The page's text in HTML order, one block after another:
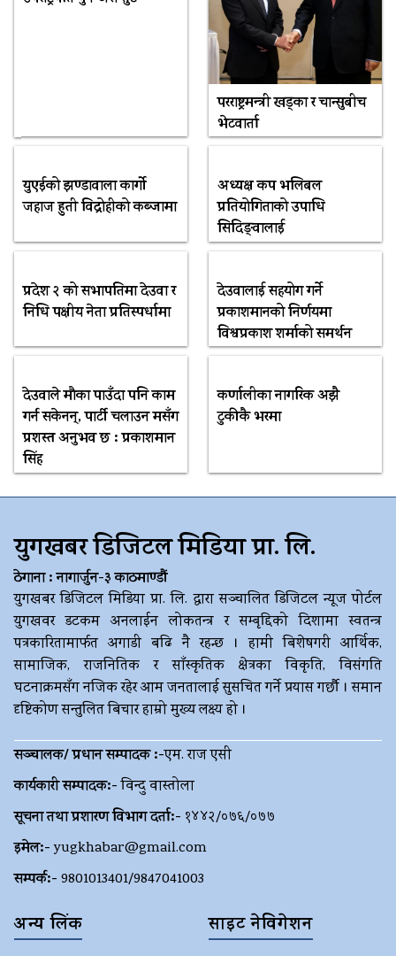
परराष्ट्रमन्त्री खड्का र चान्सुबीच
भेटवार्ता
युएईको झण्डावाला कार्गो
जहाज हुती विद्रोहीको कब्जामा
अध्यक्ष कप भलिबल
प्रतियोगिताको उपाधि
सिदिङ्वालाई
प्रदेश २ को सभापतिमा देउवा र
निधि पक्षीय नेता प्रतिस्पर्धामा
देउवालाई सहयोग गर्ने
प्रकाशमानको निर्णयमा
विश्वप्रकाश शर्माको समर्थन
देउवाले मौका पाउँदा पनि काम
गर्न सकेनन्, पार्टी चलाउन मसँग
प्रशस्त अनुभव छ : प्रकाशमान
सिंह
कर्णालीका नागरिक अझै
टुकीकै भरमा
युगखबर डिजिटल मिडिया प्रा. लि.
ठेगाना : नागार्जुन-३ काठमाण्डौं
युगखबर डिजिटल मिडिया प्रा. लि. द्धारा सञ्चालित डिजिटल न्यूज पोर्टल
युगखवर डटकम अनलाईन लोकतन्त्र र सम्बृद्दिको दिशामा स्वतन्त्र
पत्रकारितामार्फत अगाडी बढि नै रहन्छ । हामी बिशेषगरी आर्थिक,
सामाजिक, राजनितिक र साँस्कृतिक क्षेत्रका विकृति, विसंगति
घटनाक्रमसँग नजिक रहेर आम जनतालाई सुसचित गर्ने प्रयास गर्छौ । समान
दृष्टिकोण सन्तुलित बिचार हाम्रो मुख्य लक्ष्य हो ।
सञ्चालक/ प्रधान सम्पादक :-एम. राज एसी
कार्यकारी सम्पादक:-विन्दु वास्तोला
सूचना तथा प्रशारण विभाग दर्ता:- १४४२/०७६/०७७
इमेल:- yugkhabar@gmail.com
सम्पर्क:- 9801013401/9847041003
अन्य लिंक साइट नेविगेशन